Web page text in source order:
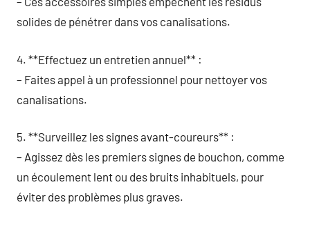
solides de pénétrer dans vos canalisations.
4. **Effectuez un entretien annuel** :
– Faites appel à un professionnel pour nettoyer vos
canalisations.
5. **Surveillez les signes avant-coureurs** :
– Agissez dès les premiers signes de bouchon, comme
un écoulement lent ou des bruits inhabituels, pour
éviter des problèmes plus graves.